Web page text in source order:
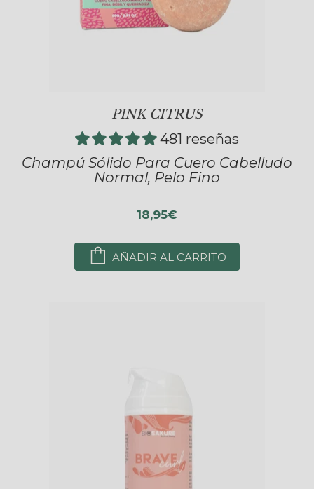
PINK CITRUS
481 reseñas
Champú Sólido Para Cuero Cabelludo
Normal, Pelo Fino
18,95€
AÑADIR AL CARRITO